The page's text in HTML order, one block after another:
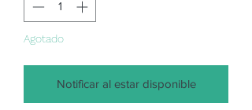
Agotado
Notificar al estar disponible